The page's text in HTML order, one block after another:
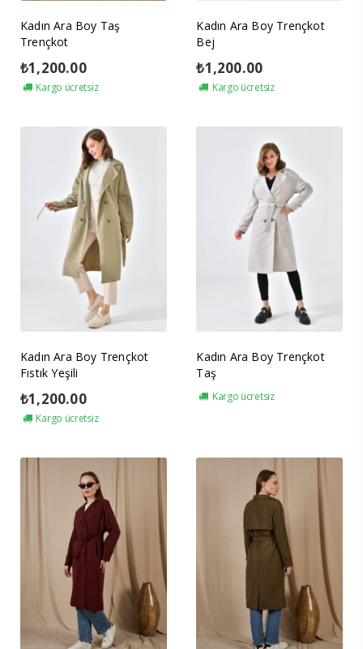
Kadın Ara Boy Taş
Trençkot
₺1,200.00
Kargo ücretsiz
Kadın Ara Boy Trençkot
Bej
₺1,200.00
Kargo ücretsiz
Kadın Ara Boy Trençkot
Fıstık Yeşili
₺1,200.00
Kargo ücretsiz
Kadın Ara Boy Trençkot
Taş
Kargo ücretsiz